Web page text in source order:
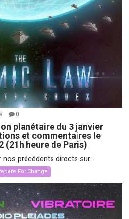
0
planétaire du 3 janvier
et commentaires le
(21h heure de Paris)
nos précédents directs sur...
For Change